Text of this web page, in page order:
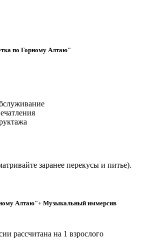
по Горному Алтаю"
заранее перекусы и питье).
Алтаю"+ Музыкальный иммерсив
рассчитана на 1 взрослого